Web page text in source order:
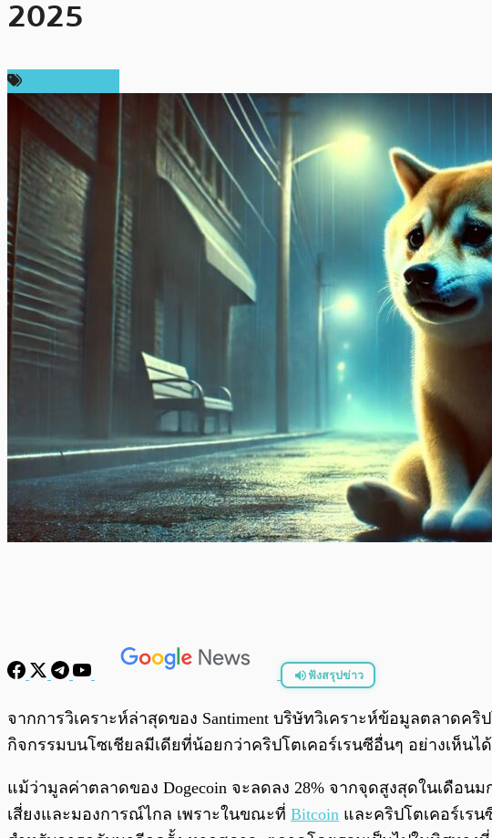
2025
ฟังสรุปข่าว
พร้อมเล่น
จากการวิเคราะห์ล่าสุดของ Santiment บริษัทวิเคราะห์ข้อมูลตลาดคริ
กิจกรรมบนโซเชียลมีเดียที่น้อยกว่าคริปโตเคอร์เรนซีอื่นๆ อย่างเห็นไ
แม้ว่ามูลค่าตลาดของ Dogecoin จะลดลง 28% จากจุดสูงสุดในเดือน
เสี่ยงและมองการณ์ไกล เพราะในขณะที่ Bitcoin และคริปโตเคอร์เร